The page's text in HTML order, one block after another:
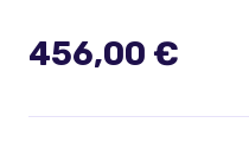
caméras
456,00 €